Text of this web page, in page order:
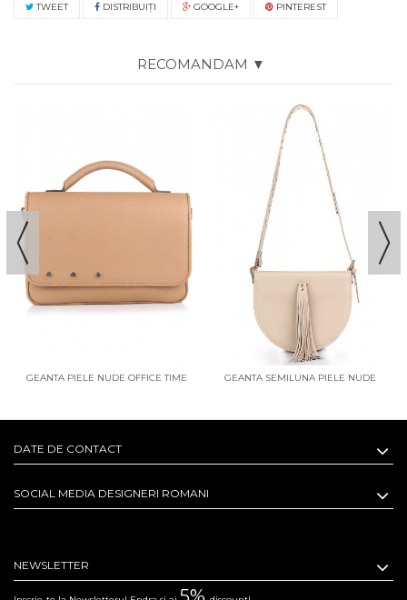
TWEET DISTRIBUIŢI GOOGLE+ PINTEREST
RECOMANDAM ▼
GEANTA PIELE NUDE OFFICE TIME
GEANTA SEMILUNA PIELE NUDE
DATE DE CONTACT
SOCIAL MEDIA DESIGNERI ROMANI
NEWSLETTER